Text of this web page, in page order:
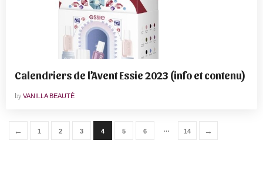
Calendriers de l’Avent Essie 2023 (info et contenu)
by VANILLA BEAUTÉ
← 1 2 3 4 5 6 … 14 →